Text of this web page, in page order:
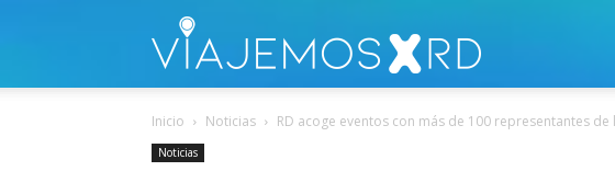
Inicio Noticias RD acoge eventos con más de 100 representantes de
Noticias